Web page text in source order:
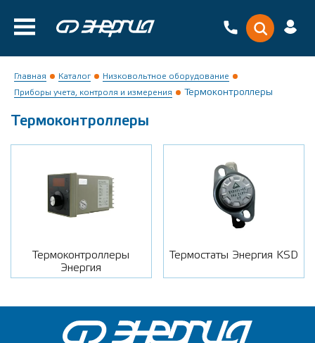
Главная Каталог
Низковольтное оборудование
Приборы учета, контроля и измерения
Термоконтроллеры
Термоконтроллеры
Термоконтроллеры
Энергия
Термостаты Энергия KSD